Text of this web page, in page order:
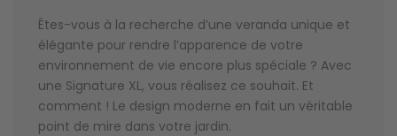
Êtes-vous à la recherche d’une veranda unique et
élégante pour rendre l’apparence de votre
environnement de vie encore plus spéciale ? Avec
une Signature XL, vous réalisez ce souhait. Et
comment ! Le design moderne en fait un véritable
point de mire dans votre jardin.